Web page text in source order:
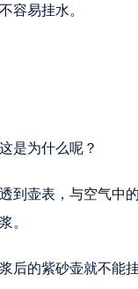
容易挂水。
是为什么呢？
到壶表，与空气中
。
后的紫砂壶就不能挂